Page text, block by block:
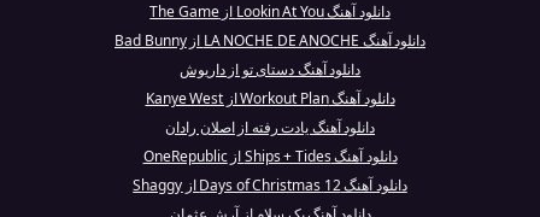
دانلود آهنگ Lookin At You از The Game
دانلود آهنگ LA NOCHE DE ANOCHE از Bad Bunny
دانلود آهنگ دستای تو از داریوش
دانلود آهنگ Workout Plan از Kanye West
دانلود آهنگ یادت رفته از اصلان رادان
دانلود آهنگ Ships + Tides از OneRepublic
دانلود آهنگ 12 Days of Christmas از Shaggy